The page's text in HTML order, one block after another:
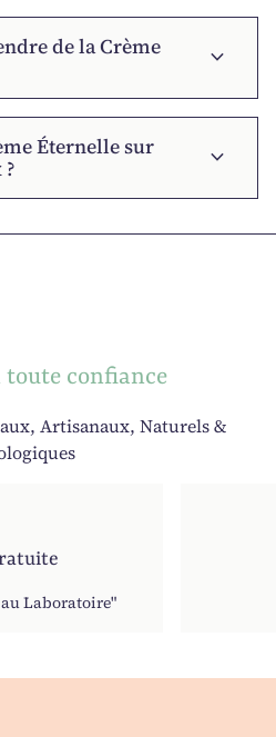
de la Crème
expand_more
Éternelle sur
expand_more
toute confiance
Artisanaux, Naturels &
au Laboratoire"